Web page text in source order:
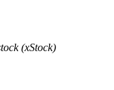
(xStock)